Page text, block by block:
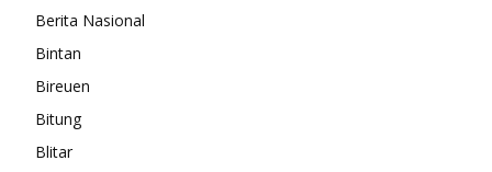
Berita Nasional
Bintan
Bireuen
Bitung
Blitar